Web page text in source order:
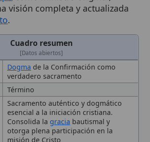
Cuadro resumen
verdadero sacramento
Término
Sacramento auténtico y dogmático
esencial a la iniciación cristiana.
Consolida lagraciabautismal y
otorga plena participación en la
misión de Cristo
Obispo(ministro original del
sacramento)
Hechos 8:14-17
19:5-6